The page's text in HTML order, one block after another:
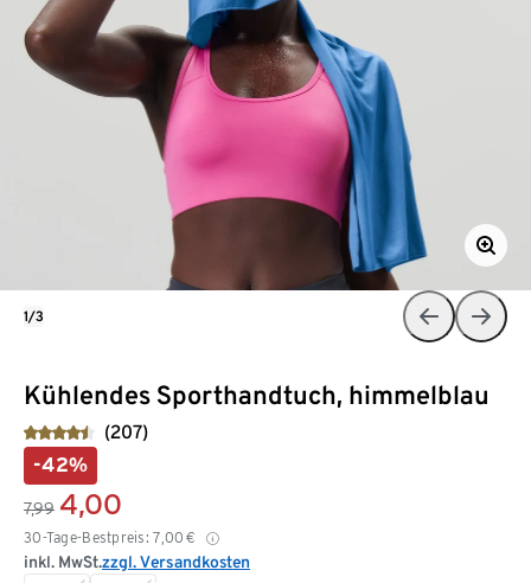
Kühlendes Sporthandtuch, himmelblau
(207)
-42%
7,99 4,00
30-Tage-Bestpreis: 7,00 €
inkl. MwSt.zzgl. Versandkosten
1/3